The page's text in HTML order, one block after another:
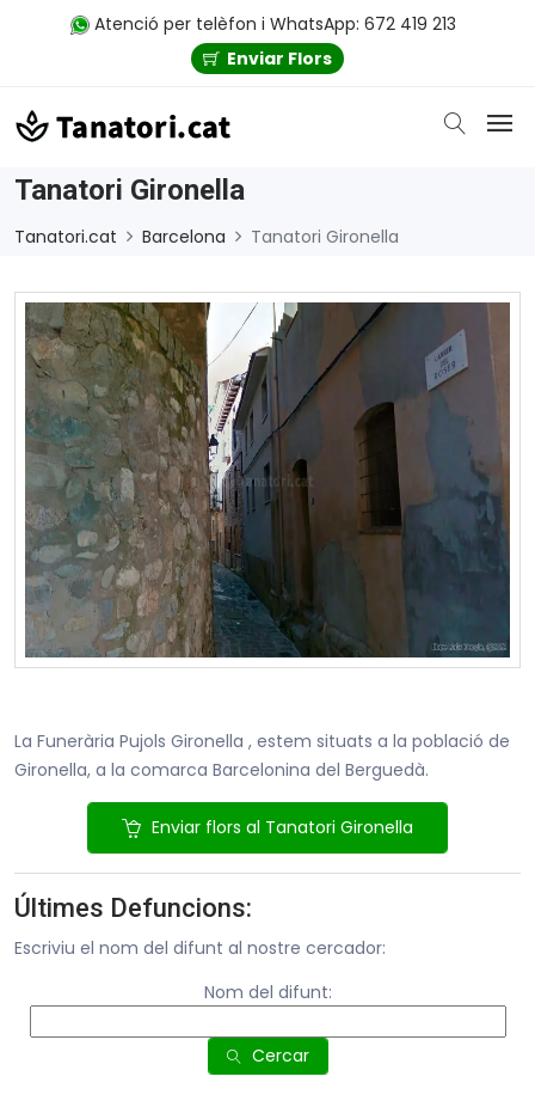
Atenció per telèfon i WhatsApp: 672 419 213
Enviar Flors
Tanatori Gironella
Tanatori.cat Barcelona Tanatori Gironella
La Funerària Pujols Gironella , estem situats a la població de
Gironella, a la comarca Barcelonina del Berguedà.
Enviar flors al Tanatori Gironella
Últimes Defuncions:
Escriviu el nom del difunt al nostre cercador:
Nom del difunt:
Cercar